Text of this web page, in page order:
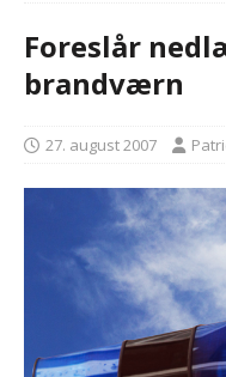
Foreslår
brandværn
27. august 2007